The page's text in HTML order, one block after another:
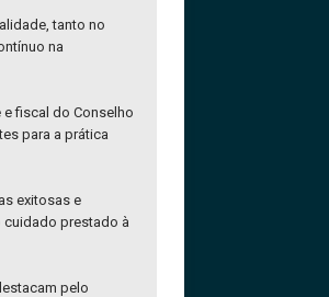
tanto no
na
fiscal do Conselho
para a prática
exitosas e
prestado à
pelo